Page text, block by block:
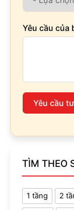
Yêu cầu của
Yêu cầu
TÌM THEO
1 tầng 2